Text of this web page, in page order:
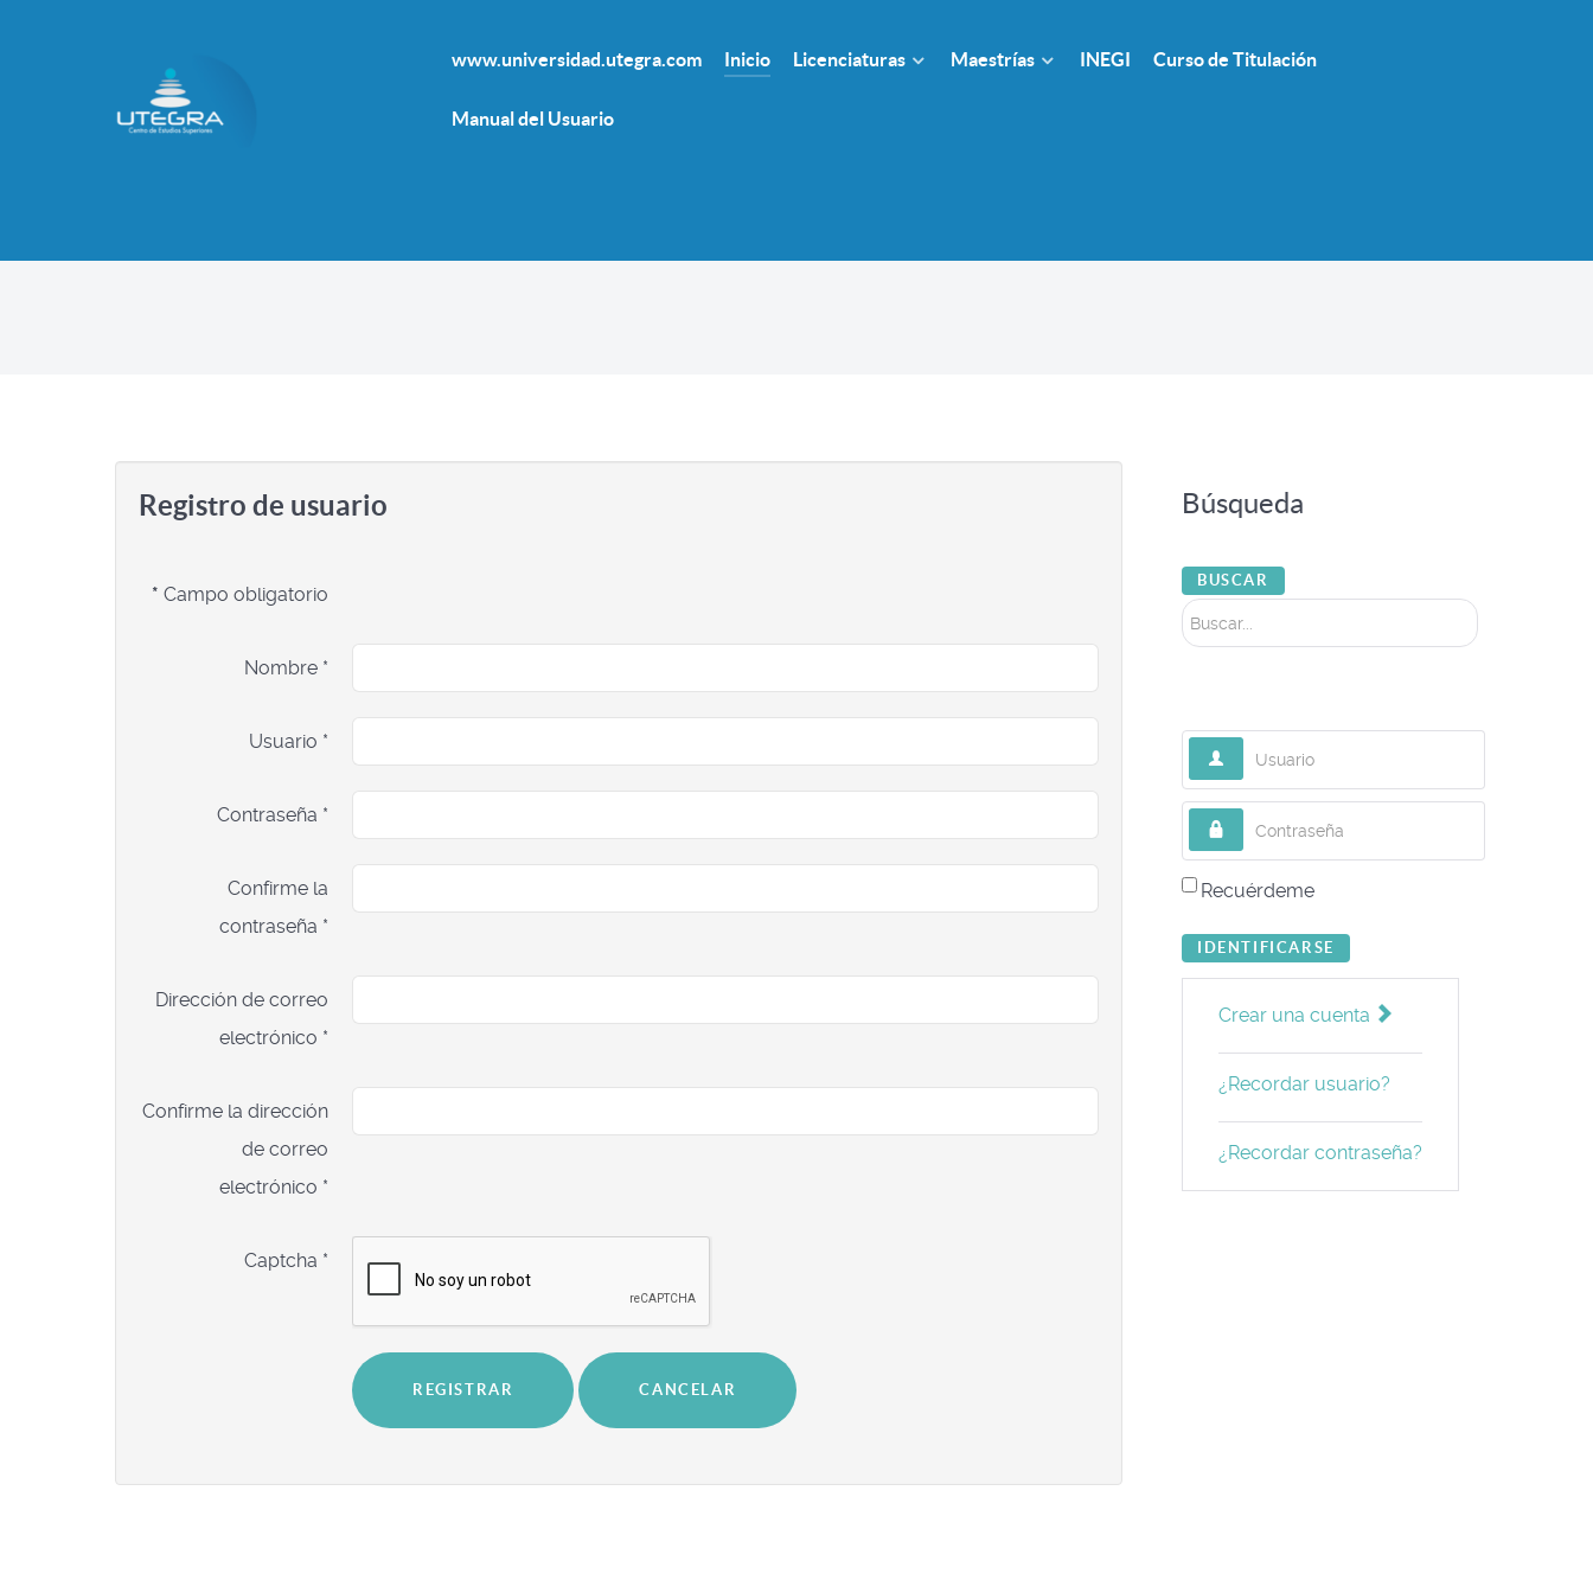
www.universidad.utegra.com Inicio Licenciaturas Maestrías INEGI Curso de Titulación
Manual del Usuario
Registro de usuario
* Campo obligatorio
Nombre *
Usuario *
Contraseña *
Confirme la
contraseña *
Dirección de correo
electrónico *
Confirme la dirección
de correo
electrónico *
Captcha *
REGISTRAR CANCELAR
Búsqueda
BUSCAR
Contraseña
Recuérdeme
IDENTIFICARSE
Crear una cuenta
¿Recordar usuario?
¿Recordar contraseña?